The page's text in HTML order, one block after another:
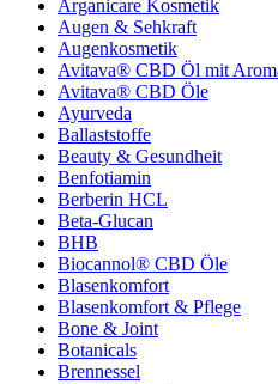
Arganicare Kosmetik
Augen & Sehkraft
Augenkosmetik
Avitava® CBD Öl mit
Avitava® CBD Öle
Ayurveda
Ballaststoffe
Beauty & Gesundheit
Benfotiamin
Berberin HCL
Beta-Glucan
BHB
Biocannol® CBD Öle
Blasenkomfort
Blasenkomfort & Pflege
Bone & Joint
Botanicals
Brennessel